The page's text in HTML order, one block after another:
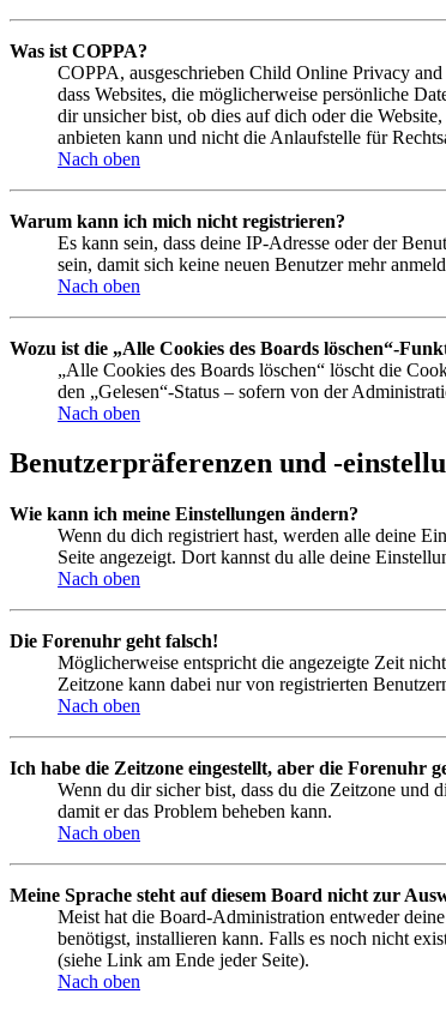
Was ist COPPA?
COPPA, ausgeschrieben Child Online Privacy
dass Websites, die möglicherweise persönliche
dir unsicher bist, ob dies auf dich oder die
anbieten kann und nicht die Anlaufstelle für
Nach oben
Warum kann ich mich nicht registrieren?
Es kann sein, dass deine IP-Adresse oder der
sein, damit sich keine neuen Benutzer mehr
Nach oben
Wozu ist die „Alle Cookies des Boards löschen“-
„Alle Cookies des Boards löschen“ löscht die
den „Gelesen“-Status – sofern von der
Nach oben
Benutzerpräferenzen und -
Wie kann ich meine Einstellungen ändern?
Wenn du dich registriert hast, werden alle deine
Seite angezeigt. Dort kannst du alle deine
Nach oben
Die Forenuhr geht falsch!
Möglicherweise entspricht die angezeigte Zeit
Zeitzone kann dabei nur von registrierten
Nach oben
Ich habe die Zeitzone eingestellt, aber die Forenuhr
Wenn du dir sicher bist, dass du die Zeitzone und
damit er das Problem beheben kann.
Nach oben
Meine Sprache steht auf diesem Board nicht zur
Meist hat die Board-Administration entweder
benötigst, installieren kann. Falls es noch nicht
(siehe Link am Ende jeder Seite).
Nach oben